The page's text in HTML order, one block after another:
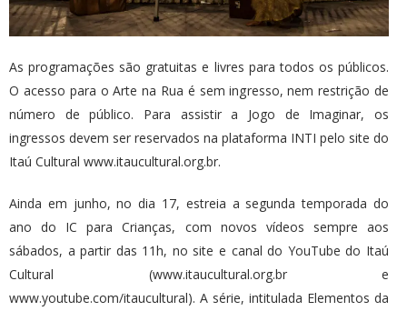
As programações são gratuitas e livres para todos os públicos.
O acesso para o Arte na Rua é sem ingresso, nem restrição de
número de público. Para assistir a Jogo de Imaginar, os
ingressos devem ser reservados na plataforma INTI pelo site do
Itaú Cultural www.itaucultural.org.br.
Ainda em junho, no dia 17, estreia a segunda temporada do
ano do IC para Crianças, com novos vídeos sempre aos
sábados, a partir das 11h, no site e canal do YouTube do Itaú
Cultural (www.itaucultural.org.br e
www.youtube.com/itaucultural). A série, intitulada Elementos da